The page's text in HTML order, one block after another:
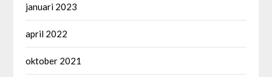
januari 2023
april 2022
oktober 2021